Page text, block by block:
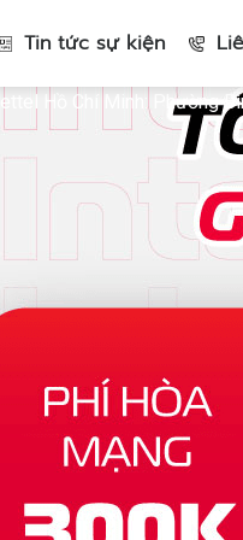
Tin tức sự kiện
Hồ Chí Minh: Phường